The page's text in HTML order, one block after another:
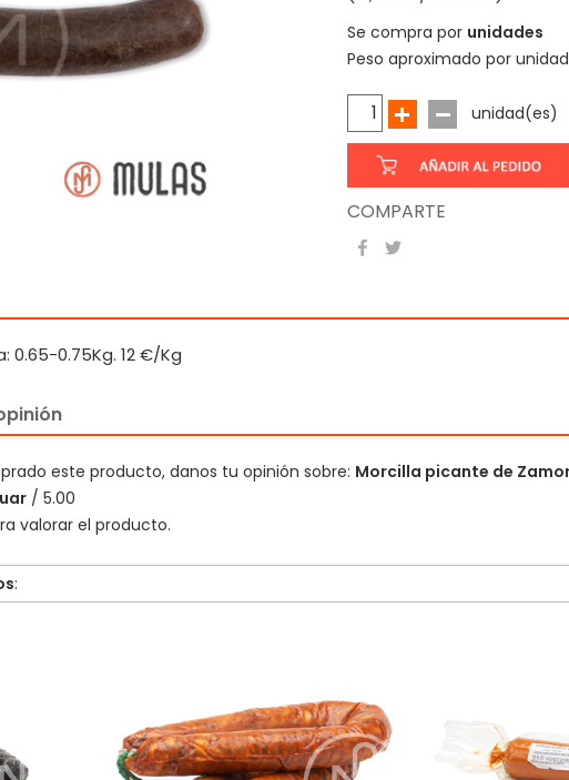
Se compra por unidades
Peso aproximado por
unidad(es)
COMPARTE
0.65-0.75Kg. 12 €/Kg
este producto, danos tu opinión sobre: Morcilla picante de
/ 5.00
valorar el producto.
: